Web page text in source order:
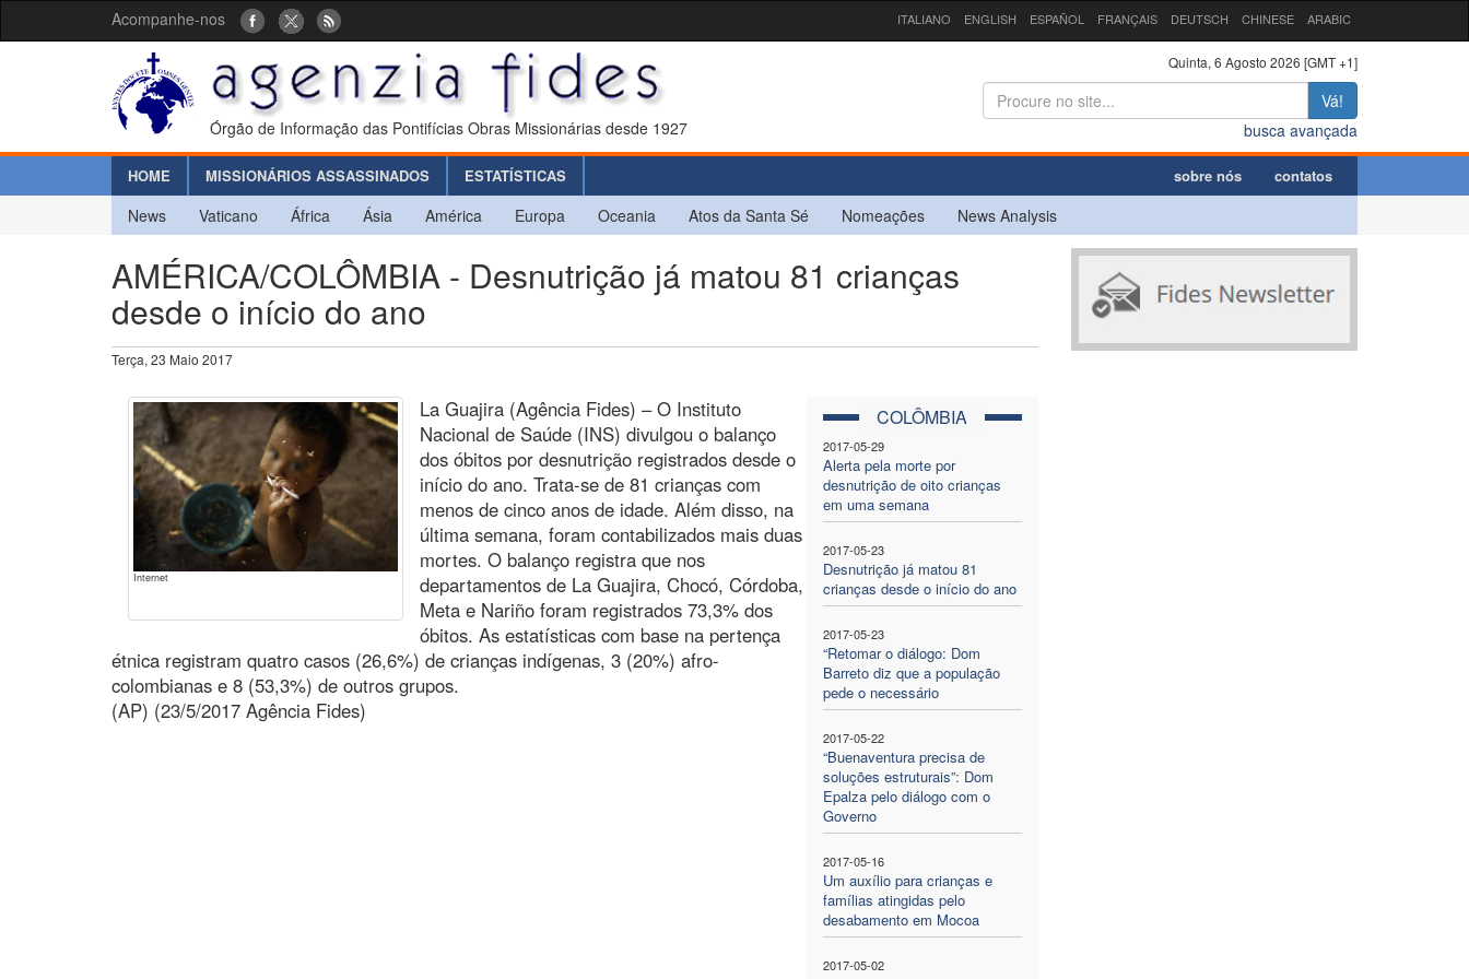
Acompanhe-nos ITALIANO ENGLISH ESPAÑOL FRANÇAIS DEUTSCH CHINESE ARABIC
Órgão de Informação das Pontifícias Obras Missionárias desde 1927
Quinta, 6 Agosto 2026 [GMT +1]
Vá!
busca avançada
HOME MISSIONÁRIOS ASSASSINADOS ESTATÍSTICAS sobre nós contatos
News Vaticano África Ásia América Europa Oceania Atos da Santa Sé Nomeações News Analysis
AMÉRICA/COLÔMBIA - Desnutrição já matou 81 crianças
desde o início do ano
Terça, 23 Maio 2017
Internet
COLÔMBIA
2017-05-29
Alerta pela morte por
desnutrição de oito crianças
em uma semana
2017-05-23
Desnutrição já matou 81
crianças desde o início do ano
2017-05-23
“Retomar o diálogo: Dom
Barreto diz que a população
pede o necessário
2017-05-22
“Buenaventura precisa de
soluções estruturais”: Dom
Epalza pelo diálogo com o
Governo
2017-05-16
Um auxílio para crianças e
famílias atingidas pelo
desabamento em Mocoa
2017-05-02
La Guajira (Agência Fides) – O Instituto
Nacional de Saúde (INS) divulgou o balanço
dos óbitos por desnutrição registrados desde o
início do ano. Trata-se de 81 crianças com
menos de cinco anos de idade. Além disso, na
última semana, foram contabilizados mais duas
mortes. O balanço registra que nos
departamentos de La Guajira, Chocó, Córdoba,
Meta e Nariño foram registrados 73,3% dos
óbitos. As estatísticas com base na pertença
étnica registram quatro casos (26,6%) de crianças indígenas, 3 (20%) afro-
colombianas e 8 (53,3%) de outros grupos.
(AP) (23/5/2017 Agência Fides)